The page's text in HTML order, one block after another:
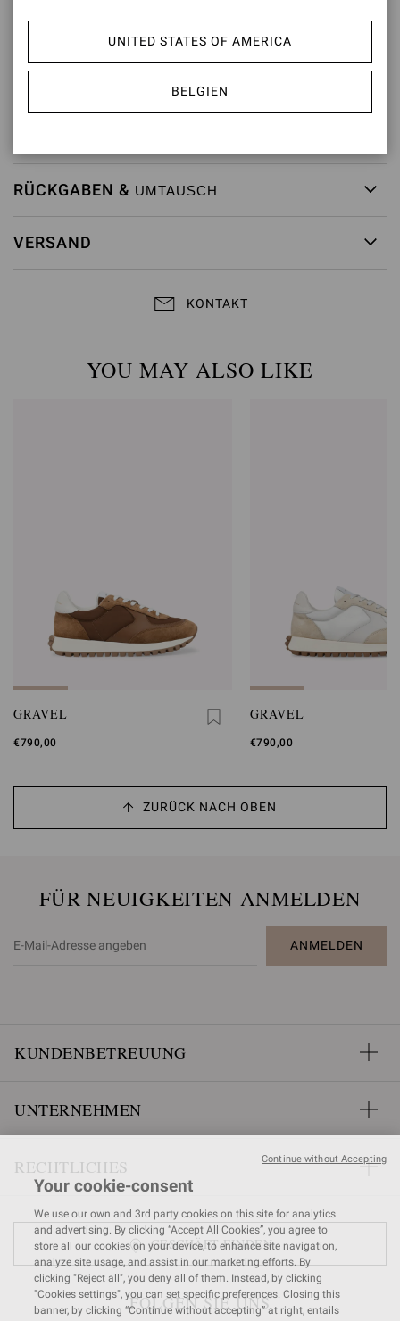
NAYCER + 10% NAPPA
Modellcode: S25460.W1OFC
RÜCKGABEN & UMTAUSCH
VERSAND
KONTAKT
YOU MAY ALSO LIKE
GRAVEL
€790,00
GRAVEL
€790,00
ZURÜCK NACH OBEN
FÜR NEUIGKEITEN ANMELDEN
ANMELDEN
KUNDENBETREUUNG
UNTERNEHMEN
RECHTLICHES
GESCHÄFT FINDEN
FOLGEN SIE UNS
UNITED STATES OF AMERICA
BELGIEN
Your cookie-consent
We use our own and 3rd party cookies on this site for analytics
and advertising. By clicking “Accept All Cookies”, you agree to
store all our cookies on your device, to enhance site navigation,
analyze site usage, and assist in our marketing efforts. By
clicking "Reject all", you deny all of them. Instead, by clicking
"Cookies settings", you can set specific preferences. Closing this
banner, by clicking “Continue without accepting” at right, entails
Continue without Accepting